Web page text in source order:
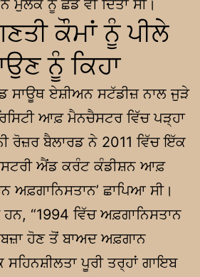
ਨੂੰ ਛੱਡ ਵੀ ਦਿੱਤਾ ਸੀ।
ਕੌਮਾਂ ਨੂੰ ਪੀਲੇ
ਨੂੰ ਕਿਹਾ
ਸਾਊਥ ਏਸ਼ੀਅਨ ਸਟੱਡੀਜ਼ ਨਾਲ ਜੁੜੇ
ਆਫ਼ ਮੈਨਚੈਸਟਰ ਵਿੱਚ ਪੜ੍ਹਾ
ਰੋਜ਼ਰ ਬੈਲਾਰਡ ਨੇ 2011 ਵਿੱਚ ਇੱਕ
ਐਂਡ ਕਰੰਟ ਕੰਡੀਸ਼ਨ ਆਫ਼
ਅਫ਼ਗਾਨਿਸਤਾਨ’ ਛਾਪਿਆ ਸੀ।
“1994 ਵਿੱਚ ਅਫ਼ਗਾਨਿਸਤਾਨ
ਹੋਣ ਤੋਂ ਬਾਅਦ ਅਫ਼ਗਾਨ
ਸਹਿਨਸ਼ੀਲਤਾ ਪੂਰੀ ਤਰ੍ਹਾਂ ਗਾਇਬ